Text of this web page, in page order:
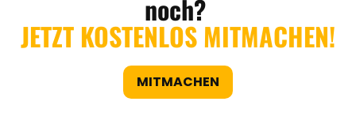
noch?
JETZT KOSTENLOS MITMACHEN!
MITMACHEN